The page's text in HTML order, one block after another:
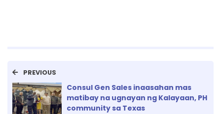
PREVIOUS
Consul Gen Sales inaasahan mas
matibay na ugnayan ng Kalayaan, PH
community sa Texas